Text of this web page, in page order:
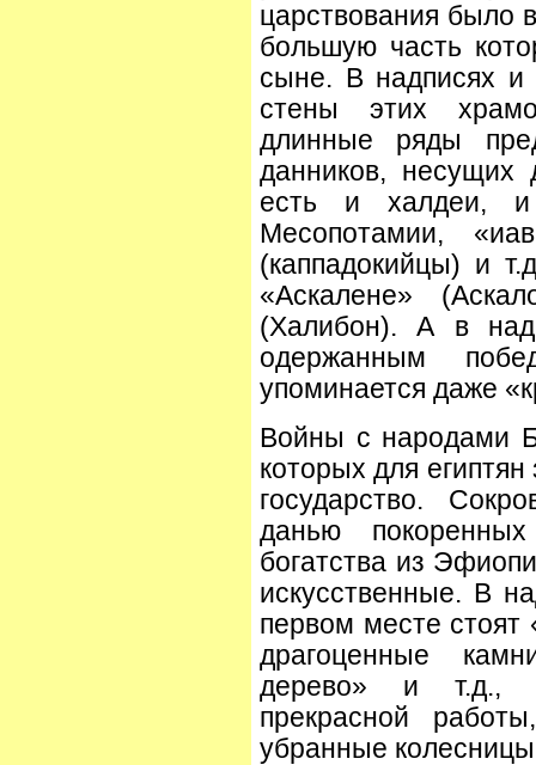
царствования было
большую часть
сыне. В надписях
стены этих
длинные ряды
данников, несущих
есть и халдеи, и
Месопотамии,
(каппадокийцы) и
«Аскалене»
(Халибон). А в
одержанным
упоминается даже
Войны с народами
которых для
государство.
данью
богатства из
искусственные. В
первом месте стоят
драгоценные
дерево» и т.д.,
прекрасной
убранные